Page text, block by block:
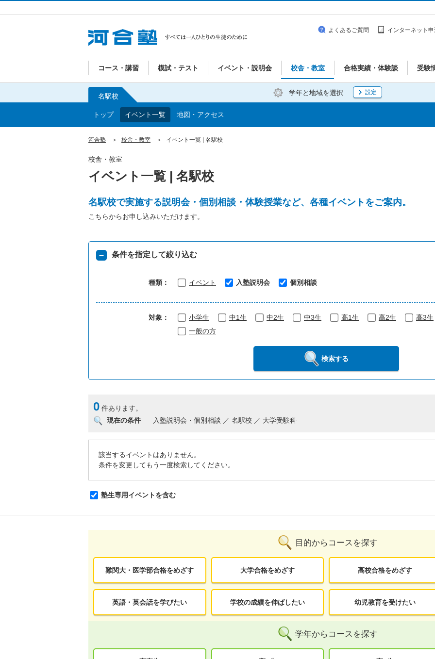
コース・講習 模試・テスト イベント・説明会 校舎・教室 合格実績・体験談 受験
よくあるご質問 インターネット申
学年と地域を選択 設定
名駅校
トップ イベント一覧 地図・アクセス
河合塾 校舎・教室 イベント一覧 | 名駅校
イベント一覧 | 名駅校
校舎・教室
名駅校で実施する説明会・個別相談・体験授業など、各種イベントをご案内。
こちらからお申し込みいただけます。
条件を指定して絞り込む
種類： イベント 入塾説明会 個別相談
対象： 小学生 中1生 中2生 中3生 高1生 高2生 高3生
一般の方
検索する
0 件あります。
現在の条件
入塾説明会・個別相談 ／ 名駅校 ／ 大学受験科
該当するイベントはありません。
条件を変更してもう一度検索してください。
塾生専用イベントを含む
目的からコースを探す
難関大・医学部合格をめざす 大学合格をめざす 高校合格をめざす
英語・英会話を学びたい 学校の成績を伸ばしたい 幼児教育を受けたい
学年からコースを探す